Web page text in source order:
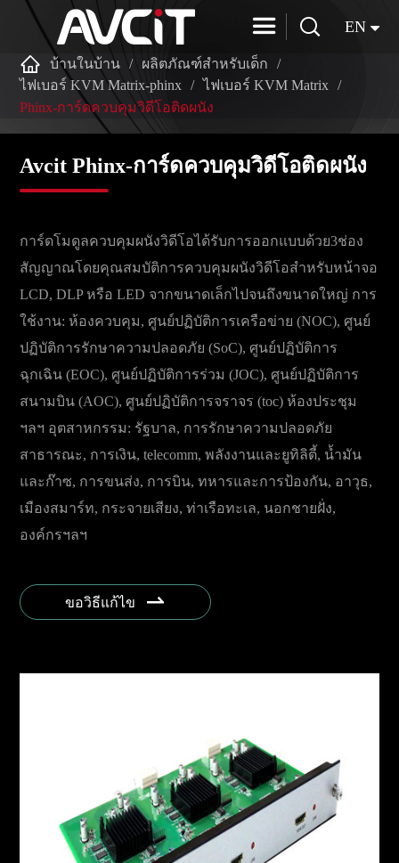
  EN
Avcit Phinx-การ์ดควบคุมวิดีโอติดผนัง
การ์ดโมดูลควบคุมผนังวิดีโอได้รับการออกแบบด้วย3ช่อง
สัญญาณโดยคุณสมบัติการควบคุมผนังวิดีโอสำหรับหน้าจอ
LCD, DLP หรือ LED จากขนาดเล็กไปจนถึงขนาดใหญ่ การ
ใช้งาน: ห้องควบคุม, ศูนย์ปฏิบัติการเครือข่าย (NOC), ศูนย์
ปฏิบัติการรักษาความปลอดภัย (SoC), ศูนย์ปฏิบัติการ
ฉุกเฉิน (EOC), ศูนย์ปฏิบัติการร่วม (JOC), ศูนย์ปฏิบัติการ
สนามบิน (AOC), ศูนย์ปฏิบัติการจราจร (toc) ห้องประชุม
ฯลฯ อุตสาหกรรม: รัฐบาล, การรักษาความปลอดภัย
สาธารณะ, การเงิน, telecomm, พลังงานและยูทิลิตี้, น้ำมัน
และก๊าซ, การขนส่ง, การบิน, ทหารและการป้องกัน, อาวุธ,
เมืองสมาร์ท, กระจายเสียง, ท่าเรือทะเล, นอกชายฝั่ง,
องค์กรฯลฯ
ขอวิธีแก้ไข 
 บ้านในบ้าน
ผลิตภัณฑ์สำหรับเด็ก
ไฟเบอร์ KVM Matrix-phinx
ไฟเบอร์ KVM Matrix
Phinx-การ์ดควบคุมวิดีโอติดผนัง